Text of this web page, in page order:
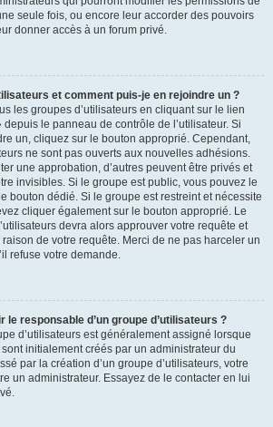
seule fois, ou encore leur accorder des pouvoirs
donner accès à un forum privé.
et comment puis-je en rejoindre un ?
les groupes d’utilisateurs en cliquant sur le lien
depuis le panneau de contrôle de l’utilisateur. Si
un, cliquez sur le bouton approprié. Cependant,
ne sont pas ouverts aux nouvelles adhésions.
une approbation, d’autres peuvent être privés et
invisibles. Si le groupe est public, vous pouvez le
bouton dédié. Si le groupe est restreint et nécessite
cliquer également sur le bouton approprié. Le
devra alors approuver votre requête et
de votre requête. Merci de ne pas harceler un
refuse votre demande.
le responsable d’un groupe d’utilisateurs ?
d’utilisateurs est généralement assigné lorsque
sont initialement créés par un administrateur du
par la création d’un groupe d’utilisateurs, votre
un administrateur. Essayez de le contacter en lui